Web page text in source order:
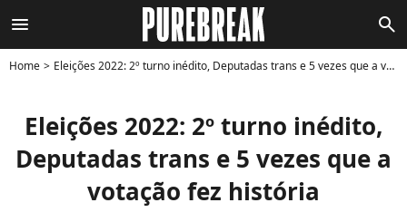
menu search
Home Eleições 2022: 2º turno inédito, Deputadas trans e 5 vezes que a votação fez história
Eleições 2022: 2º turno inédito,
Deputadas trans e 5 vezes que a
votação fez história